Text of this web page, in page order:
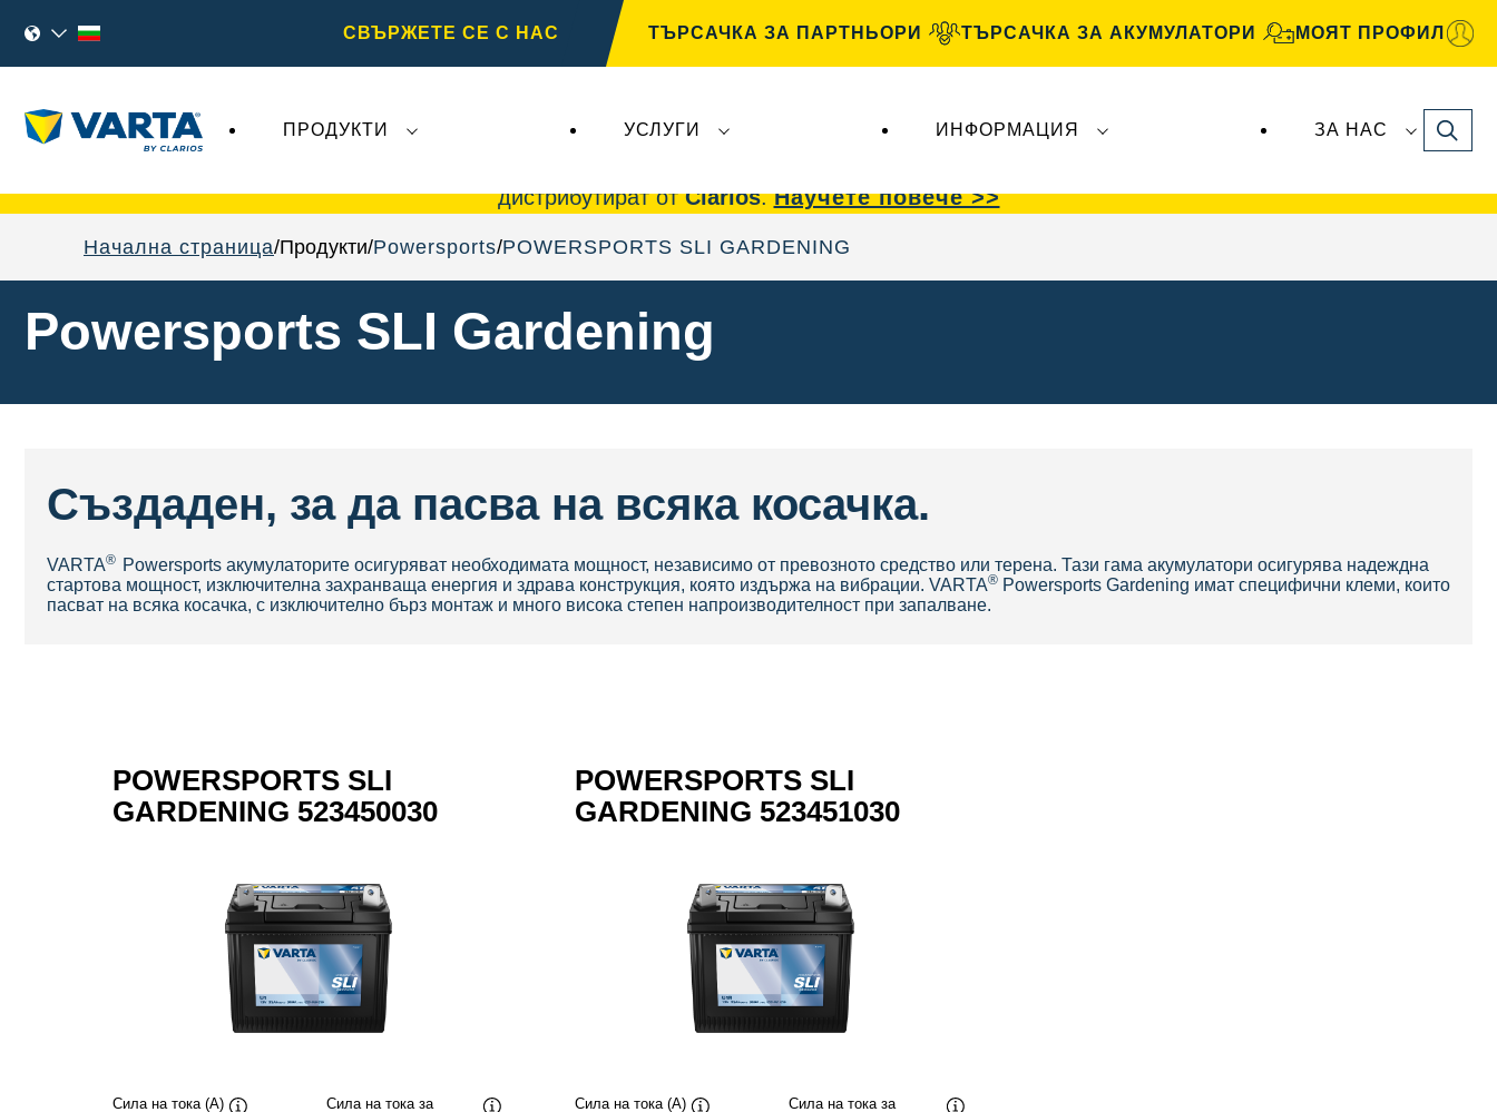
СВЪРЖЕТЕ СЕ С НАС ТЪРСАЧКА ЗА ПАРТНЬОРИ ТЪРСАЧКА ЗА АКУМУЛАТОРИ МОЯТ ПРОФИЛ
ПРОДУКТИ УСЛУГИ ИНФОРМАЦИЯ ЗА НАС Search
дистрибутират отClarios.Научете повече >>
Начална страница Продукти Powersports POWERSPORTS SLI GARDENING
Powersports SLI Gardening
Създаден, за да пасва на всяка косачка.
VARTA® Powersports акумулаторите осигуряват необходимата мощност, независимо от превозното средство или терена. Тази гама акумулатори осигурява надеждна
стартова мощност, изключителна захранваща енергия и здрава конструкция, която издържа на вибрации. VARTA® Powersports Gardening имат специфични клеми, които
пасват на всяка косачка, с изключително бърз монтаж и много висока степен напроизводителност при запалване.
POWERSPORTS SLI
GARDENING 523450030
Сила на тока (A)
Сила на тока за
POWERSPORTS SLI
GARDENING 523451030
Сила на тока (A)
Сила на тока за